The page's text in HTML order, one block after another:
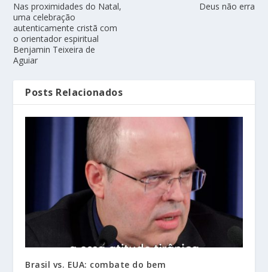
Nas proximidades do Natal,
uma celebração
autenticamente cristã com
o orientador espiritual
Benjamin Teixeira de
Aguiar
Deus não erra
Posts Relacionados
Brasil vs. EUA: combate do bem